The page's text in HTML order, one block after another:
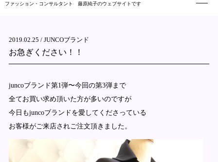
ファッション・コンサルタント 藤原純子のウェブサイトです
2019.02.25 / JUNCOブランド
お急ぎください！！
juncoブランド第1弾〜今回の第3弾まで
全てお買い求め頂いた方が多いのですが
今日もjuncoブランドを愛してくださっている
お客様がご来店されご注文頂きました。